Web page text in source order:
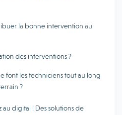
la bonne intervention au
des interventions ?
font les techniciens tout au long
?
au digital ! Des solutions de